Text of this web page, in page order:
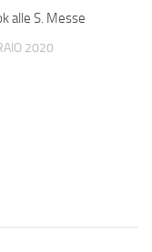
alle S. Messe
2020